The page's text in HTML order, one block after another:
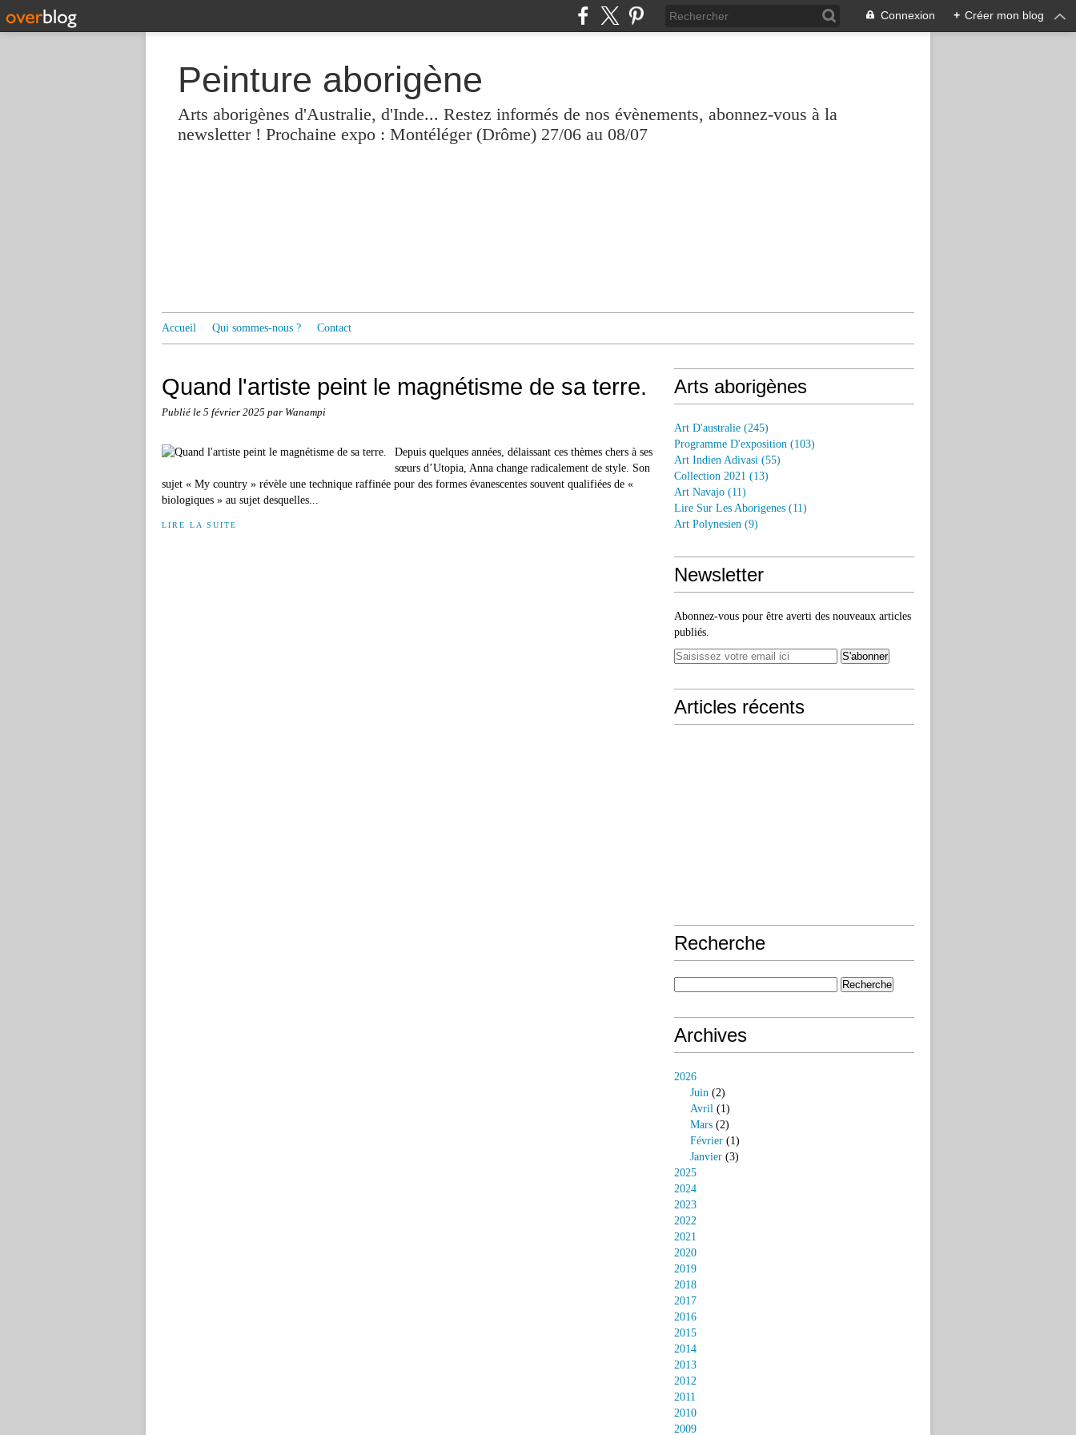
Connexion + Créer mon blog
Peinture aborigène
Arts aborigènes d'Australie, d'Inde... Restez informés de nos évènements, abonnez-vous à la
newsletter ! Prochaine expo : Montéléger (Drôme) 27/06 au 08/07
Accueil Qui sommes-nous ? Contact
Quand l'artiste peint le magnétisme de sa terre.
Publié le 5 février 2025 par Wanampi
Depuis quelques années, délaissant ces thèmes chers à ses
sœurs d’Utopia, Anna change radicalement de style. Son
sujet « My country » révèle une technique raffinée pour des formes évanescentes souvent qualifiées de «
biologiques » au sujet desquelles...
LIRE LA SUITE
Arts aborigènes
Art D'australie (245)
Programme D'exposition (103)
Art Indien Adivasi (55)
Collection 2021 (13)
Art Navajo (11)
Lire Sur Les Aborigenes (11)
Art Polynesien (9)
Newsletter
Abonnez-vous pour être averti des nouveaux articles
publiés.
Articles récents
Recherche
Archives
2026
Juin (2)
Avril (1)
Mars (2)
Février (1)
Janvier (3)
2025
2024
2023
2022
2021
2020
2019
2018
2017
2016
2015
2014
2013
2012
2011
2010
2009